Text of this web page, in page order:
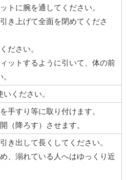
トに腕を通してください。
き上げて全面を閉めてくださ
ださい。
ットするように引いて、体の前
ください。
手すり等に取り付けます。
（降ろす）させます。
き出して長くしてください。
、溺れている人へはゆっくり近